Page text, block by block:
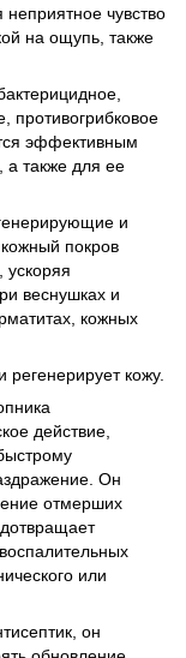
чувство
на ощупь, также
противогрибковое
эффективным
а также для ее
и
покров
ускоряя
веснушках и
кожных
регенерирует кожу.
действие,
Он
отмерших
или
он